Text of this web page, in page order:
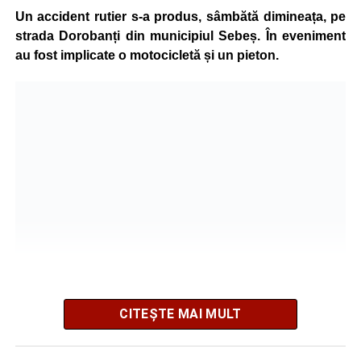
îngrijiri medicale de specialitate.
Motociclistul a fost testat cu aparatul etilotest, rezultatul
Un accident rutier s-a produs, sâmbătă dimineața, pe
strada Dorobanți din municipiul Sebeș. În eveniment
au fost implicate o motocicletă și un pieton.
Potrivit informațiilor transmise de pompieri, o femeie de 66
de ani, din municipiul Sebeș, a fost găsită inconștientă în
CITEȘTE MAI MULT